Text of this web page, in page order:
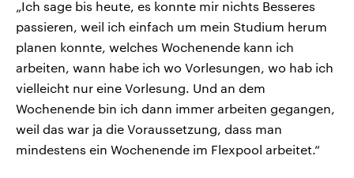
„Ich sage bis heute, es konnte mir nichts Besseres
passieren, weil ich einfach um mein Studium herum
planen konnte, welches Wochenende kann ich
arbeiten, wann habe ich wo Vorlesungen, wo hab ich
vielleicht nur eine Vorlesung. Und an dem
Wochenende bin ich dann immer arbeiten gegangen,
weil das war ja die Voraussetzung, dass man
mindestens ein Wochenende im Flexpool arbeitet.“